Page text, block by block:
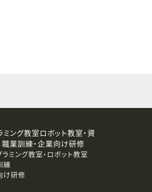
供停止）
ミング教室ロボット教室・資
職業訓練・企業向け研修
ミング教室・ロボット教室
練
け研修